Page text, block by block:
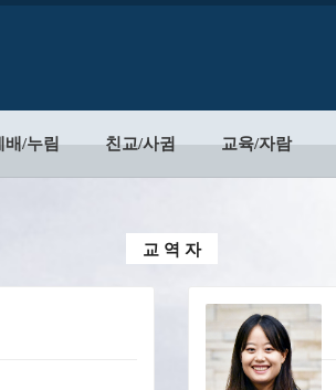
배/누림 친교/사귐 교육/자람
교 역 자